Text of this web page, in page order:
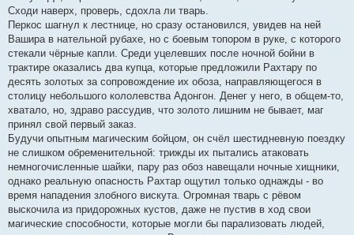
Сходи наверх, проверь, сдохла ли тварь.
Перкос шагнул к лестнице, но сразу остановился, увидев на ней
Вашира в нательной рубахе, но с боевым топором в руке, с которого
стекали чёрные капли. Среди уцелевших после ночной бойни в
трактире оказались два купца, которые предложили Рахтару по
десять золотых за сопровождение их обоза, направляющегося в
столицу небольшого кололевства Адонгон. Денег у него, в общем-то,
хватало, но, здраво рассудив, что золото лишним не бывает, маг
принял свой первый заказ.
Будучи опытным магическим бойцом, он счёл шестидневную поездку
не слишком обременительной: трижды их пытались атаковать
немногочисленные шайки, пару раз обоз навещали ночные хищники,
однако реальную опасность Рахтар ощутил только однажды - во
время нападения злобного вискута. Огромная тварь с рёвом
выскочила из придорожных кустов, даже не пустив в ход свои
магические способности, которые могли бы парализовать людей,